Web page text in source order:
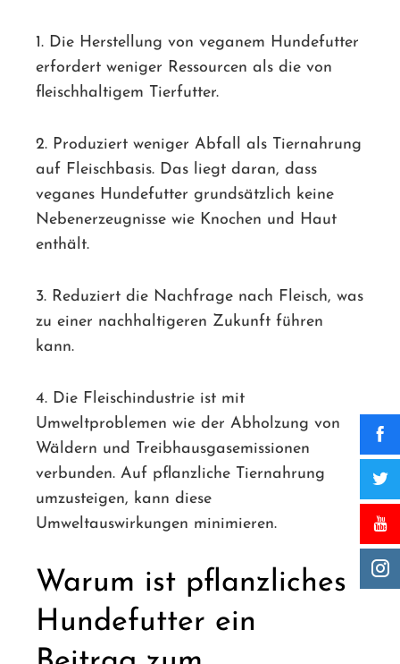
1. Die Herstellung von veganem Hundefutter
erfordert weniger Ressourcen als die von
fleischhaltigem Tierfutter.
2. Produziert weniger Abfall als Tiernahrung
auf Fleischbasis. Das liegt daran, dass
veganes Hundefutter grundsätzlich keine
Nebenerzeugnisse wie Knochen und Haut
enthält.
3. Reduziert die Nachfrage nach Fleisch, was
zu einer nachhaltigeren Zukunft führen
kann.
4. Die Fleischindustrie ist mit
Umweltproblemen wie der Abholzung von
Wäldern und Treibhausgasemissionen
verbunden. Auf pflanzliche Tiernahrung
umzusteigen, kann diese
Umweltauswirkungen minimieren.
Warum ist pflanzliches
Hundefutter ein